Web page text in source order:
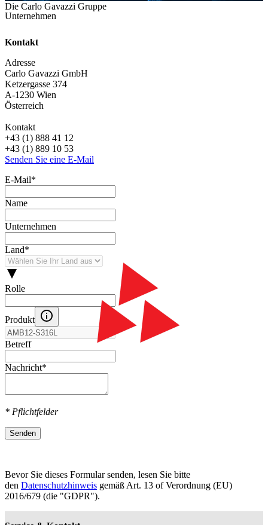
Die Carlo Gavazzi Gruppe
Unternehmen
Kontakt
Adresse
Carlo Gavazzi GmbH
Ketzergasse 374
A-1230 Wien
Österreich
Kontakt
+43 (1) 888 41 12
+43 (1) 889 10 53
Senden Sie eine E-Mail
E-Mail*
Name
Unternehmen
Land*
Rolle
Produkt
Betreff
Nachricht*
* Pflichtfelder
Senden
Bevor Sie dieses Formular senden, lesen Sie bitte
den Datenschutzhinweis gemäß Art. 13 оf Verordnung (EU)
2016/679 (die "GDPR").